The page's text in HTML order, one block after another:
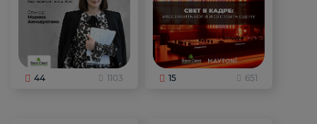
44 1103 15 651